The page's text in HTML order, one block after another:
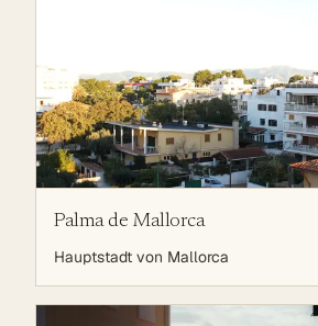
Palma de Mallorca
Hauptstadt von Mallorca